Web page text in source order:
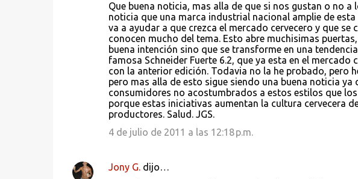
Que buena noticia, mas alla de que si nos gustan o no a
noticia que una marca industrial nacional amplie de
va a ayudar a que crezca el mercado cervecero y que
conocen mucho del tema. Esto abre muchisimas
buena intención sino que se transforme en una
famosa Schneider Fuerte 6.2, que ya esta en el
con la anterior edición. Todavia no la he probado, pero
pero mas alla de esto sigue siendo una buena noticia
consumidores no acostumbrados a estos estilos que
porque estas iniciativas aumentan la cultura cervecera
productores. Salud. JGS.
4 de julio de 2011 a las 12:18 p.m.
Jony G.dijo…